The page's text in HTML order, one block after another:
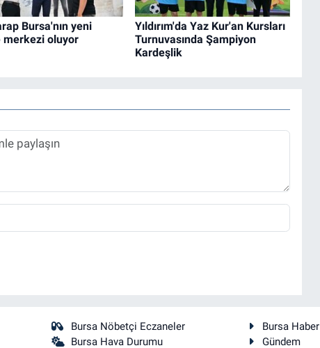
Bursa'nın yeni
merkezi oluyor
Yıldırım'da Yaz Kur'an Kursları
Turnuvasında Şampiyon
Kardeşlik
Bursa Nöbetçi Eczaneler
Bursa Hava Durumu
Bursa Haber
Gündem